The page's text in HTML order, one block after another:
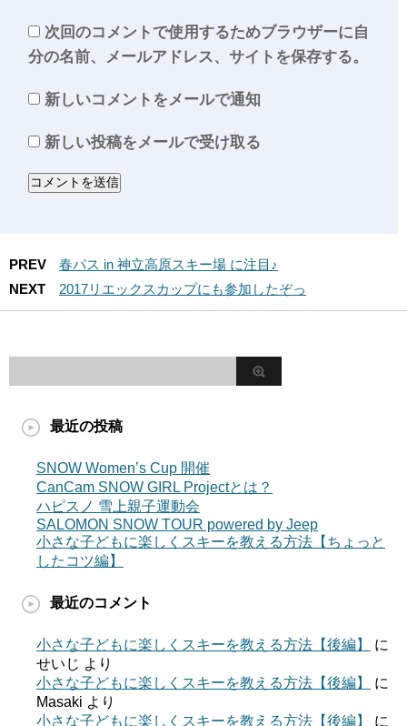
次回のコメントで使用するためブラウザーに自
分の名前、メールアドレス、サイトを保存する。
新しいコメントをメールで通知
新しい投稿をメールで受け取る
PREV
春パス in 神立高原スキー場 に注目♪
NEXT
2017リエックスカップにも参加したぞっ
最近の投稿
SNOW Women’s Cup 開催
CanCam SNOW GIRL Projectとは？
ハピスノ 雪上親子運動会
SALOMON SNOW TOUR powered by Jeep
小さな子どもに楽しくスキーを教える方法【ちょっと
したコツ編】
最近のコメント
小さな子どもに楽しくスキーを教える方法【後編】
に
せいじ より
小さな子どもに楽しくスキーを教える方法【後編】
に
Masaki より
小さな子どもに楽しくスキーを教える方法【後編】
に